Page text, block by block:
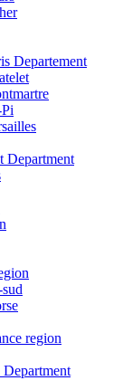
Departement
Department
region